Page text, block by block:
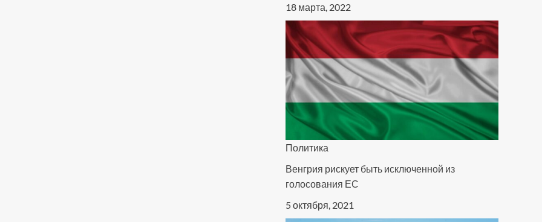
18 марта, 2022
Политика
Венгрия рискует быть исключенной из
голосования ЕС
5 октября, 2021